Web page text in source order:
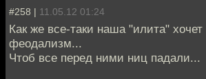
#258 | 11.05.12 01:24
Как же все-таки наша "илита" хочет
феодализм...
Чтоб все перед ними ниц падали...